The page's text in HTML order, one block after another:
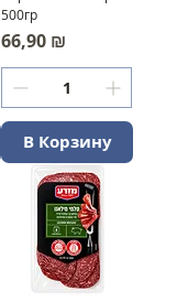
500гр
Цена
66,90 ₪
В Корзину